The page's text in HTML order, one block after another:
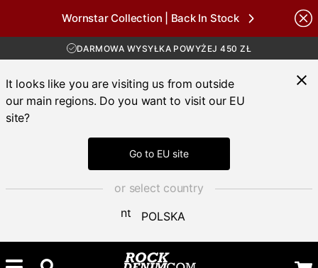
Wornstar Collection | Back In Stock
30-DNIOWY OKRES ZWROTU
DARMOWA WYSYŁKA POWYŻEJ 450 ZŁ
It looks like you are visiting us from outside
our main regions. Do you want to visit our EU
site?
Go to EU site
or select country
POLSKA